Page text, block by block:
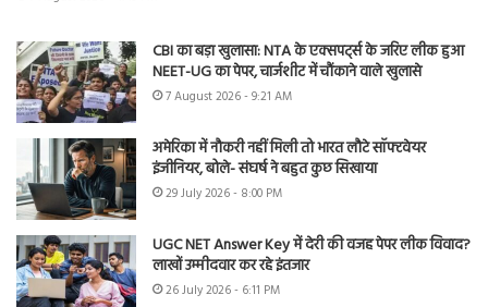
CBI का बड़ा खुलासा: NTA के एक्सपर्ट्स के जरिए लीक हुआ
NEET-UG का पेपर, चार्जशीट में चौंकाने वाले खुलासे
7 August 2026 - 9:21 AM
अमेरिका में नौकरी नहीं मिली तो भारत लौटे सॉफ्टवेयर
इंजीनियर, बोले- संघर्ष ने बहुत कुछ सिखाया
29 July 2026 - 8:00 PM
UGC NET Answer Key में देरी की वजह पेपर लीक विवाद?
लाखों उम्मीदवार कर रहे इंतजार
26 July 2026 - 6:11 PM